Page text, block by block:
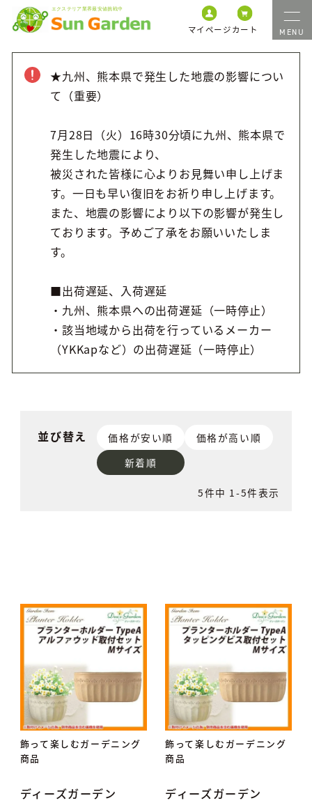
マイページカート
★九州、熊本県で発生した地震の影響につい
て（重要）
7月28日（火）16時30分頃に九州、熊本県で
発生した地震により、
被災された皆様に心よりお見舞い申し上げま
す。一日も早い復旧をお祈り申し上げます。
また、地震の影響により以下の影響が発生し
ております。予めご了承をお願いいたしま
す。
■出荷遅延、入荷遅延
・九州、熊本県への出荷遅延（一時停止）
・該当地域から出荷を行っているメーカー
（YKKapなど）の出荷遅延（一時停止）
並び替え 価格が安い順
価格が高い順
新着順
5件中 1-5件表示
飾って楽しむガーデニング
商品
ディーズガーデン
飾って楽しむガーデニング
商品
ディーズガーデン